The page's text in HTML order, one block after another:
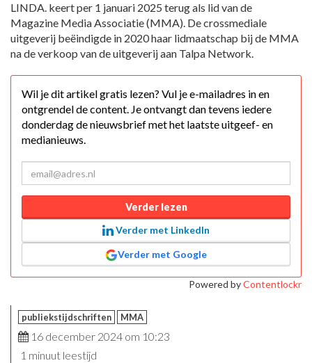
LINDA. keert per 1 januari 2025 terug als lid van de
Magazine Media Associatie (MMA). De crossmediale
uitgeverij beëindigde in 2020 haar lidmaatschap bij de MMA
na de verkoop van de uitgeverij aan Talpa Network.
Wil je dit artikel gratis lezen? Vul je e-mailadres in en
ontgrendel de content. Je ontvangt dan tevens iedere
donderdag de nieuwsbrief met het laatste uitgeef- en
medianieuws.
Verder lezen
Verder met LinkedIn
Verder met Google
Powered byContentlockr
publiekstijdschriften MMA
16 december 2024 om 10:23
1 minuut leestijd